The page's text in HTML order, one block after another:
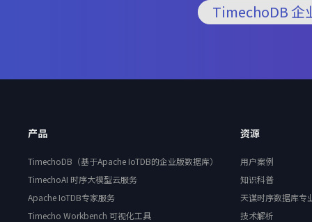
TimechoDB 企
产品
TimechoDB（基于Apache IoTDB的企业版数据库）
TimechoAI 时序大模型云服务
Apache IoTDB专家服务
Timecho Workbench 可视化工具
资源
用户案例
知识科普
天谋时序数据库专
技术解析